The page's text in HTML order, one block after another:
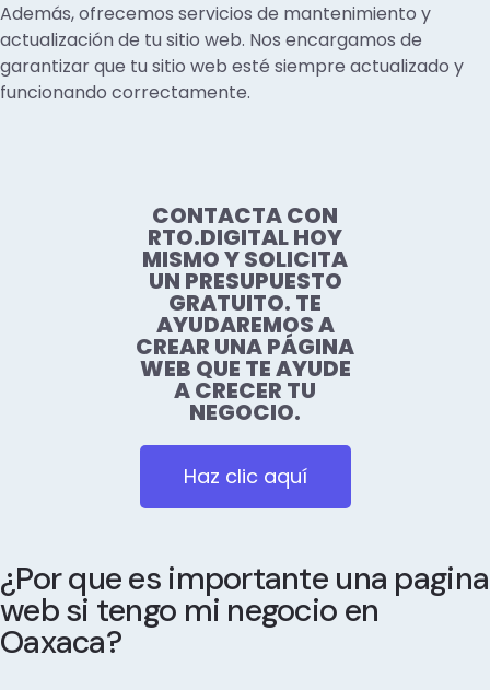
Además, ofrecemos servicios de mantenimiento y
actualización de tu sitio web. Nos encargamos de
garantizar que tu sitio web esté siempre actualizado y
funcionando correctamente.
CONTACTA CON
RTO.DIGITAL HOY
MISMO Y SOLICITA
UN PRESUPUESTO
GRATUITO. TE
AYUDAREMOS A
CREAR UNA PÁGINA
WEB QUE TE AYUDE
A CRECER TU
NEGOCIO.
Haz clic aquí
¿Por que es importante una pagina
web si tengo mi negocio en
Oaxaca?